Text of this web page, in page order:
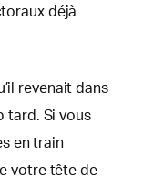
déjà
revenait dans
tard. Si vous
en train
votre tête de